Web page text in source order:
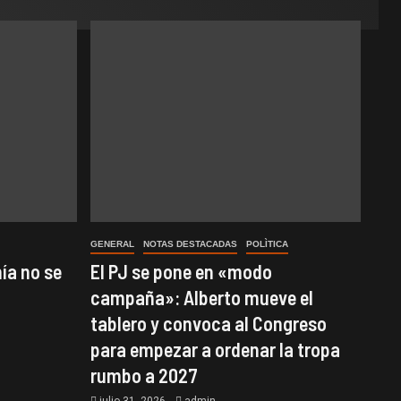
no se
GENERAL NOTAS DESTACADAS POLÌTICA
El PJ se pone en «modo
campaña»: Alberto mueve el
tablero y convoca al Congreso
para empezar a ordenar la tropa
rumbo a 2027